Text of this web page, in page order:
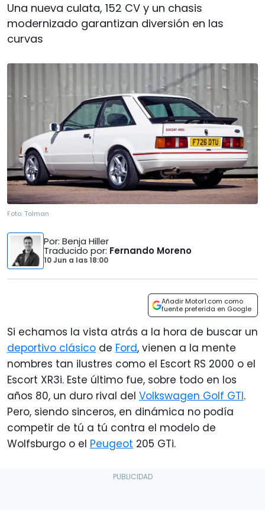
Una nueva culata, 152 CV y un chasis
modernizado garantizan diversión en las
curvas
Foto: Tolman
Por: Benja Hiller
Traducido por: Fernando Moreno
10 Jun a las18:00
Añadir Motor1.com como
fuente preferida en Google
Si echamos la vista atrás a la hora de buscar un
deportivo clásico de Ford, vienen a la mente
nombres tan ilustres como el Escort RS 2000 o el
Escort XR3i. Este último fue, sobre todo en los
años 80, un duro rival del Volkswagen Golf GTI.
Pero, siendo sinceros, en dinámica no podía
competir de tú a tú contra el modelo de
Wolfsburgo o el Peugeot 205 GTi.